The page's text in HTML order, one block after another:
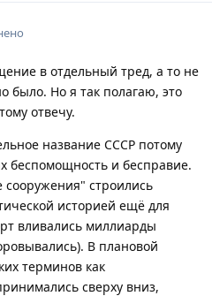
в отдельный тред, а то не
было. Но я так полагаю, это
отвечу.
название СССР потому
беспомощность и бесправие.
строились
историей ещё для
вливались миллиарды
В плановой
терминов как
сверху вниз,